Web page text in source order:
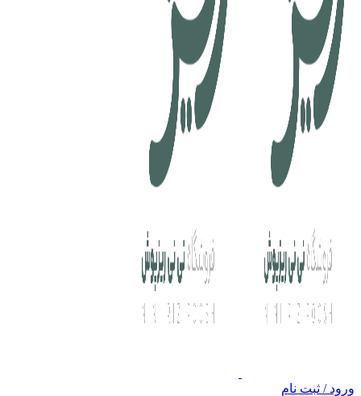
ورود / ثبت نام